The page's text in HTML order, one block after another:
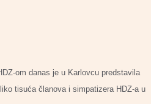
om danas je u Karlovcu predstavila
tisuća članova i simpatizera HDZ-a u